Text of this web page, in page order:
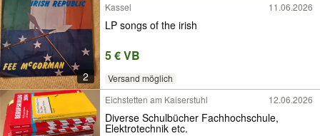
2
Kassel 11.06.2026
LP songs of the irish
5 € VB
Versand möglich
Eichstetten am Kaiserstuhl
12.06.2026
Diverse Schulbücher Fachhochschule,
Elektrotechnik etc.